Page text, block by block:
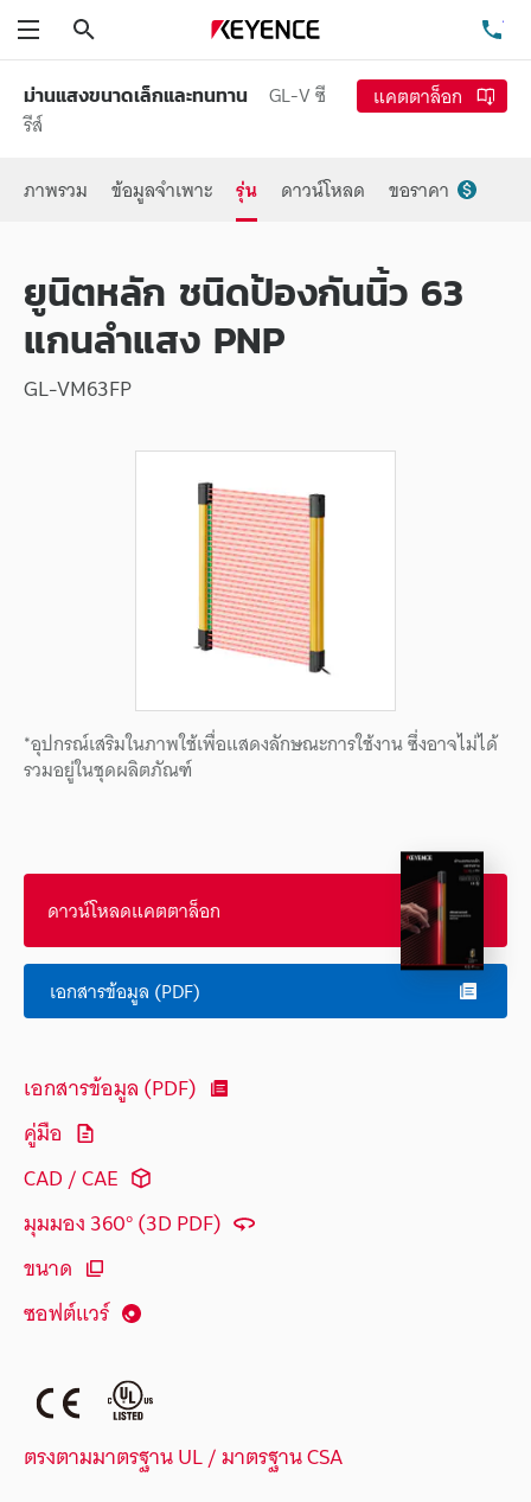
ม่านแสงขนาดเล็กและทนทาน
GL-V ซี
รีส์
แคตตาล็อก
ภาพรวม ข้อมูลจำเพาะ รุ่น ดาวน์โหลด ขอราคา
ยูนิตหลัก ชนิดป้องกันนิ้ว 63
แกนลำแสง PNP
GL-VM63FP
*อุปกรณ์เสริมในภาพใช้เพื่อแสดงลักษณะการใช้งาน ซึ่งอาจไม่ได้
รวมอยู่ในชุดผลิตภัณฑ์
ดาวน์โหลดแคตตาล็อก
เอกสารข้อมูล (PDF)
เอกสารข้อมูล (PDF)
คู่มือ
CAD / CAE
มุมมอง 360° (3D PDF)
ขนาด
ซอฟต์แวร์
ตรงตามมาตรฐาน UL / มาตรฐาน CSA